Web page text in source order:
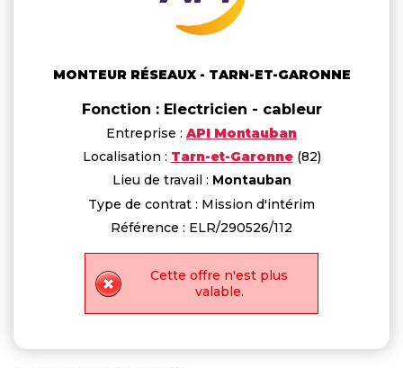
MONTEUR RÉSEAUX - TARN-ET-GARONNE
Fonction : Electricien - cableur
Entreprise : API Montauban
Localisation : Tarn-et-Garonne(82)
Lieu de travail : Montauban
Type de contrat : Mission d'intérim
Référence : ELR/290526/112
Cette offre n'est plus
valable.